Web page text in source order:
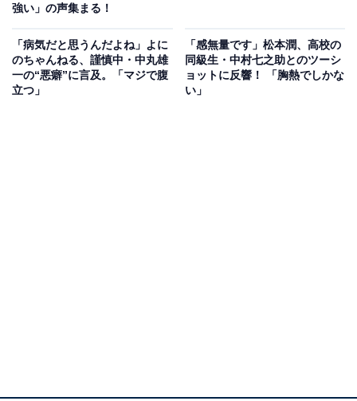
強い」の声集まる！
「病気だと思うんだよね」よに
のちゃんねる、謹慎中・中丸雄
一の“悪癖”に言及。「マジで腹
立つ」
「感無量です」松本潤、高校の
同級生・中村七之助とのツーシ
ョットに反響！ 「胸熱でしかな
い」